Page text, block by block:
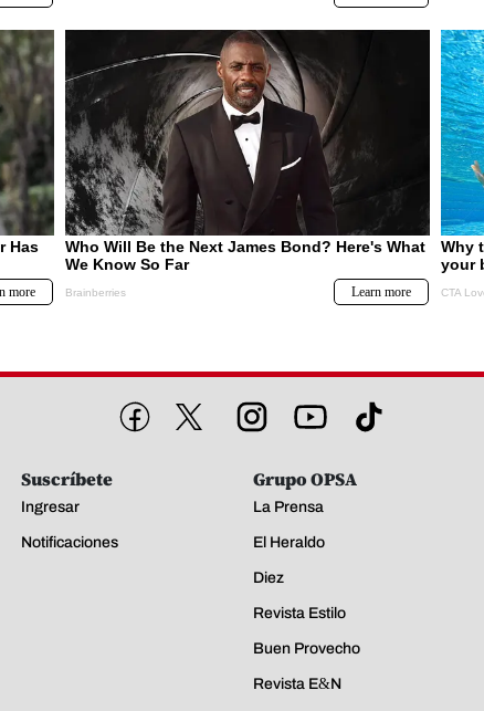
Suscríbete
Ingresar
Notificaciones
Grupo OPSA
La Prensa
El Heraldo
Diez
Revista Estilo
Buen Provecho
Revista E&N